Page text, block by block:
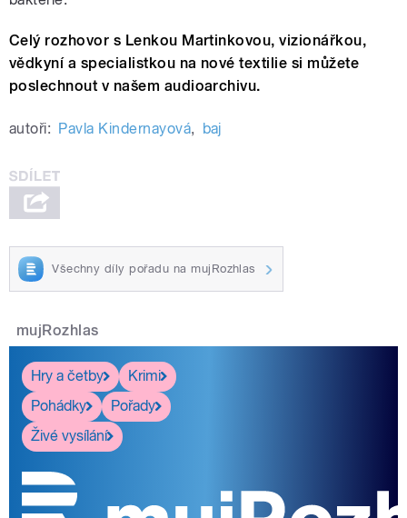
Celý rozhovor s Lenkou Martinkovou, vizionářkou,
vědkyní a specialistkou na nové textilie si můžete
poslechnout v našem audioarchivu.
autoři: Pavla Kindernayová, baj
Všechny díly pořadu na mujRozhlas
mujRozhlas
Hry a četby
Krimi
Pohádky
Pořady
Živé vysílání